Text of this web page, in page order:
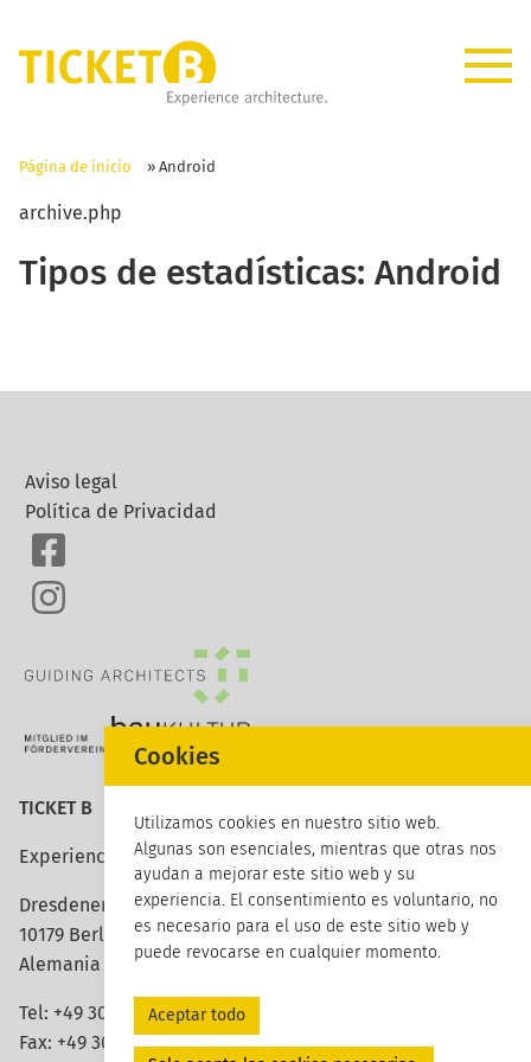
Página de inicio » Android
archive.php
Tipos de estadísticas: Android
Aviso legal
Política de Privacidad
TICKET B
Experience architecture
Dresdener Strasse 113
10179 Berlin
Alemania
Tel: +49 30 420 26 96 20
Fax: +49 30 420 26 96 29
Cookies
Utilizamos cookies en nuestro sitio web.
Algunas son esenciales, mientras que otras nos
ayudan a mejorar este sitio web y su
experiencia. El consentimiento es voluntario, no
es necesario para el uso de este sitio web y
puede revocarse en cualquier momento.
Aceptar todo